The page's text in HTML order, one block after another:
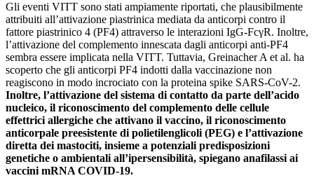
Gli eventi VITT sono stati ampiamente riportati, che plausibilmente
attribuiti all’attivazione piastrinica mediata da anticorpi contro il
fattore piastrinico 4 (PF4) attraverso le interazioni IgG-FcγR. Inoltre,
l’attivazione del complemento innescata dagli anticorpi anti-PF4
sembra essere implicata nella VITT. Tuttavia, Greinacher A et al. ha
scoperto che gli anticorpi PF4 indotti dalla vaccinazione non
reagiscono in modo incrociato con la proteina spike SARS-CoV-2.
Inoltre, l’attivazione del sistema di contatto da parte dell’acido
nucleico, il riconoscimento del complemento delle cellule
effettrici allergiche che attivano il vaccino, il riconoscimento
anticorpale preesistente di polietilenglicoli (PEG) e l’attivazione
diretta dei mastociti, insieme a potenziali predisposizioni
genetiche o ambientali all’ipersensibilità, spiegano anafilassi ai
vaccini mRNA COVID-19.